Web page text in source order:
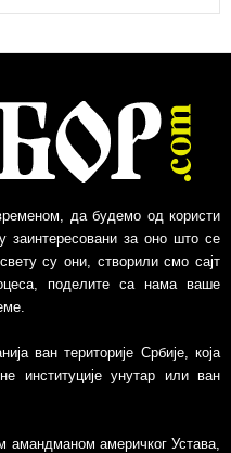
да будемо од користи
заинтересовани за оно што се
су они, створили смо сајт
поделите са нама ваше
ван територије Србије, којa
институције унутар или ван
амандманом америчког Устава,